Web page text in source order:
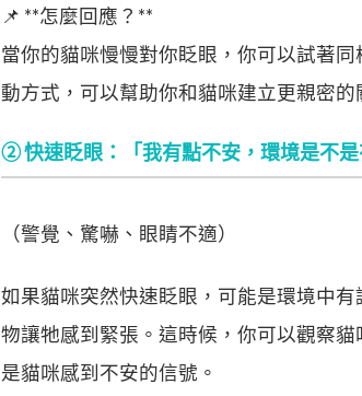
📌 **怎麼回應？**
當你的貓咪慢慢對你眨眼，你可以試著
動方式，可以幫助你和貓咪建立更親密的
② 快速眨眼：「我有點不安，環境是不是
（警覺、驚嚇、眼睛不適）
如果貓咪突然快速眨眼，可能是環境中
物讓牠感到緊張。這時候，你可以觀察
是貓咪感到不安的信號。